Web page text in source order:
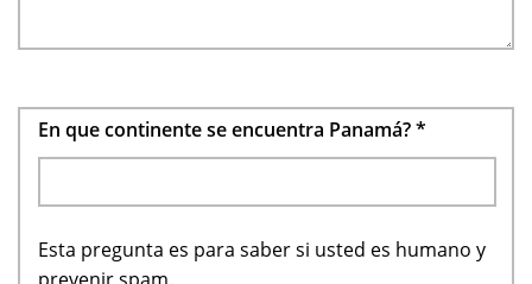
En que continente se encuentra Panamá?*
Esta pregunta es para saber si usted es humano y